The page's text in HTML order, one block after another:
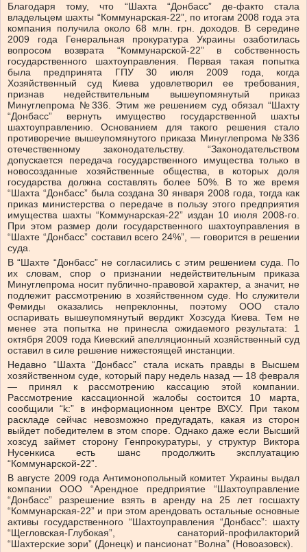
Благодаря тому, что “Шахта “Донбасс” де-факто стала
владельцем шахты “Коммунарская-22”, по итогам 2008 года эта
компания получила около 68 млн. грн. доходов. В середине
2009 года Генеральная прокуратура Украины озаботилась
вопросом возврата “Коммунарской-22” в собственность
государственного шахтоуправления. Первая такая попытка
была предпринята ГПУ 30 июля 2009 года, когда
Хозяйственный суд Киева удовлетворил ее требования,
признав недействительным вышеупомянутый приказ
Минуглепрома №336. Этим же решением суд обязал “Шахту
“Донбасс” вернуть имущество государственной шахты
шахтоуправлению. Основанием для такого решения стало
противоречие вышеупомянутого приказа Минуглепрома №336
отечественному законодательству. “Законодательством
допускается передача государственного имущества только в
новосозданные хозяйственные общества, в которых доля
государства должна составлять более 50%. В то же время
“Шахта “Донбасс” была создана 30 января 2008 года, тогда как
приказ министерства о передаче в пользу этого предприятия
имущества шахты “Коммунарская-22” издан 10 июля 2008-го.
При этом размер доли государственного шахтоуправления в
“Шахте “Донбасс” составил всего 24%”, — говорится в решении
суда.
В “Шахте “Донбасс” не согласились с этим решением суда. По
их словам, спор о признании недействительным приказа
Минуглепрома носит публично-правовой характер, а значит, не
подлежит рассмотрению в хозяйственном суде. Но служители
Фемиды оказались непреклонны, поэтому ООО стало
оспаривать вышеупомянутый вердикт Хозсуда Киева. Тем не
менее эта попытка не принесла ожидаемого результата: 1
октября 2009 года Киевский апелляционный хозяйственный суд
оставил в силе решение нижестоящей инстанции.
Недавно “Шахта “Донбасс” стала искать правды в Высшем
хозяйственном суде, который пару недель назад — 18 февраля
— принял к рассмотрению кассацию этой компании.
Рассмотрение кассационной жалобы состоится 10 марта,
сообщили “k:” в информационном центре ВХСУ. При таком
раскладе сейчас невозможно предугадать, какая из сторон
выйдет победителем в этом споре. Однако даже если Высший
хозсуд займет сторону Генпрокуратуры, у структур Виктора
Нусенкиса есть шанс продолжить эксплуатацию
“Коммунарской-22”.
В августе 2009 года Антимонопольный комитет Украины выдал
компании ООО “Арендное предприятие “Шахтоуправление
“Донбасс” разрешение взять в аренду на 25 лет госшахту
“Коммунарская-22” и при этом арендовать остальные основные
активы государственного “Шахтоуправления “Донбасс”: шахту
“Щегловская-Глубокая”, санаторий-профилакторий
“Шахтерские зори” (Донецк) и пансионат “Волна” (Новоазовск).